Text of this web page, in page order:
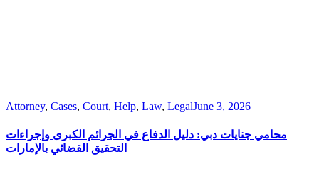
Attorney, Cases, Court, Help, Law, LegalJune 3, 2026
محامي جنايات دبي: دليل الدفاع في الجرائم الكبرى وإجراءات
التحقيق القضائي بالإمارات